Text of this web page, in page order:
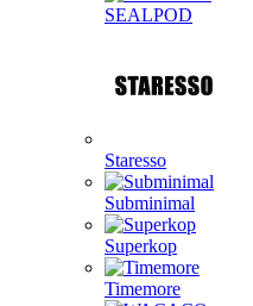
SEALPOD
Staresso
Subminimal
Superkop
Timemore